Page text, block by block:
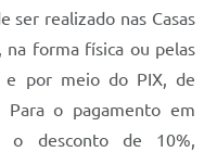
ser realizado nas Casas
na forma física ou pelas
e por meio do PIX, de
Para o pagamento em
o desconto de 10%,